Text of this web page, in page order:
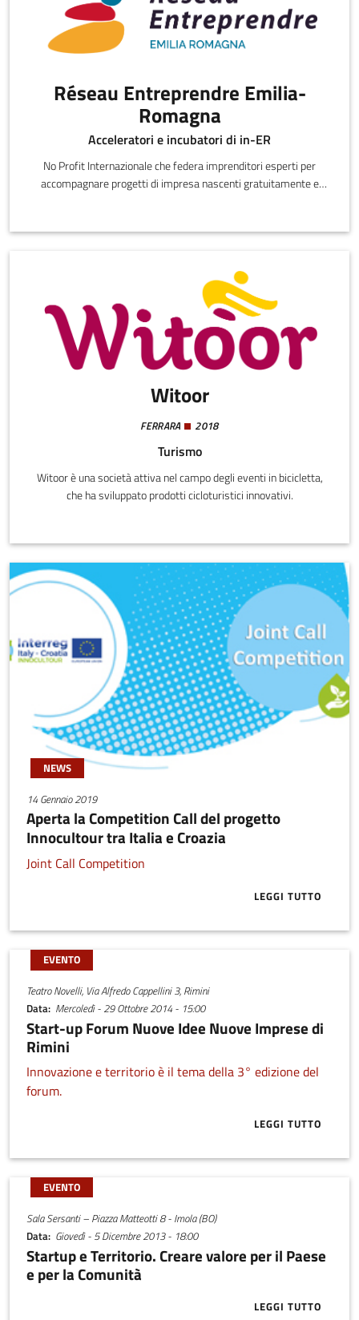
Réseau Entreprendre Emilia-
Romagna
Acceleratori e incubatori di in-ER
No Profit Internazionale che federa imprenditori esperti per
accompagnare progetti di impresa nascenti gratuitamente e
Witoor
FERRARA 2018
Turismo
Witoor è una società attiva nel campo degli eventi in bicicletta,
che ha sviluppato prodotti cicloturistici innovativi.
NEWS
14 Gennaio 2019
Aperta la Competition Call del progetto
Innocultour tra Italia e Croazia
Joint Call Competition
LEGGI TUTTO
ABOUT
EVENTO
Teatro Novelli, Via Alfredo Cappellini 3, Rimini
Data Mercoledì - 29 Ottobre 2014 - 15:00
Start-up Forum Nuove Idee Nuove Imprese di
Rimini
Innovazione e territorio è il tema della 3° edizione del
forum.
LEGGI TUTTO
ABOUT
EVENTO
Sala Sersanti – Piazza Matteotti 8 - Imola (BO)
Data Giovedì - 5 Dicembre 2013 - 18:00
Startup e Territorio. Creare valore per il Paese
e per la Comunità
LEGGI TUTTO
ABOUT